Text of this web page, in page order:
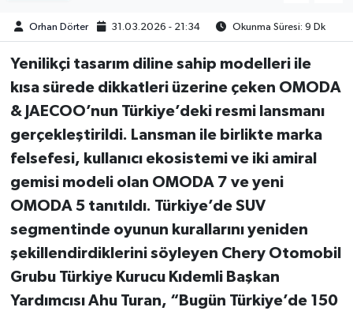
Orhan Dörter 31.03.2026 - 21:34 Okunma Süresi: 9 Dk
Yenilikçi tasarım diline sahip modelleri ile
kısa sürede dikkatleri üzerine çeken OMODA
& JAECOO’nun Türkiye’deki resmi lansmanı
gerçekleştirildi. Lansman ile birlikte marka
felsefesi, kullanıcı ekosistemi ve iki amiral
gemisi modeli olan OMODA 7 ve yeni
OMODA 5 tanıtıldı. Türkiye’de SUV
segmentinde oyunun kurallarını yeniden
şekillendirdiklerini söyleyen Chery Otomobil
Grubu Türkiye Kurucu Kıdemli Başkan
Yardımcısı Ahu Turan, “Bugün Türkiye’de 150